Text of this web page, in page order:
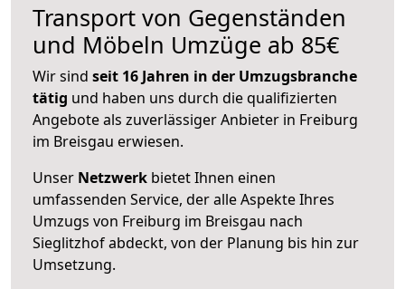
Transport von Gegenständen
und Möbeln Umzüge ab 85€
Wir sind seit 16 Jahren in der Umzugsbranche
tätig und haben uns durch die qualifizierten
Angebote als zuverlässiger Anbieter in Freiburg
im Breisgau erwiesen.
Unser Netzwerk bietet Ihnen einen
umfassenden Service, der alle Aspekte Ihres
Umzugs von Freiburg im Breisgau nach
Sieglitzhof abdeckt, von der Planung bis hin zur
Umsetzung.